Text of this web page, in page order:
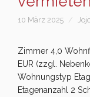
10 März 2025
Zimmer 4,0
EUR (zzgl.
Wohnungstyp
Etagenanzahl 2